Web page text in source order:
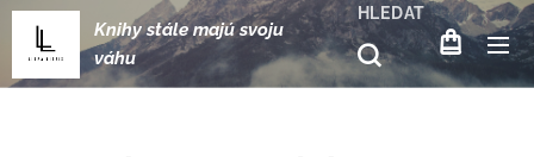
Knihy stále majú svoju
váhu
HLEDAT